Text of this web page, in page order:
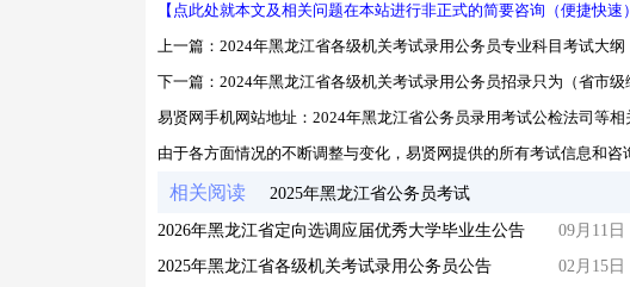
【点此处就本文及相关问题在本站进行非正式的简要咨询（便捷快速
上一篇： 2024年黑龙江省各级机关考试录用公务员专业科目考试大纲
下一篇： 2024年黑龙江省各级机关考试录用公务员招录只为（省市级
易贤网手机网站地址： 2024年黑龙江省公务员录用考试公检法司等
由于各方面情况的不断调整与变化，易贤网提供的所有考试信息和
相关阅读 2025年黑龙江省公务员考试
2026年黑龙江省定向选调应届优秀大学毕业生公告 09月11日
2025年黑龙江省各级机关考试录用公务员公告
02月15日